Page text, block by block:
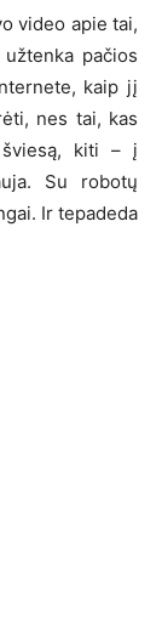
video apie tai,
pačios
kaip jį
nes tai, kas
kiti – į
Su robotų
Ir tepadeda